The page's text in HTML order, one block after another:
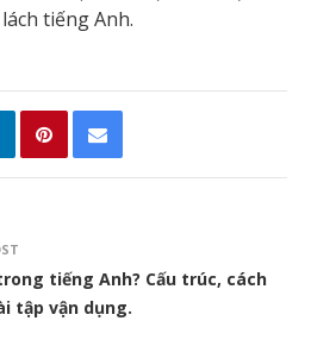
tiếng Anh.
tiếng Anh? Cấu trúc, cách
tập vận dụng.